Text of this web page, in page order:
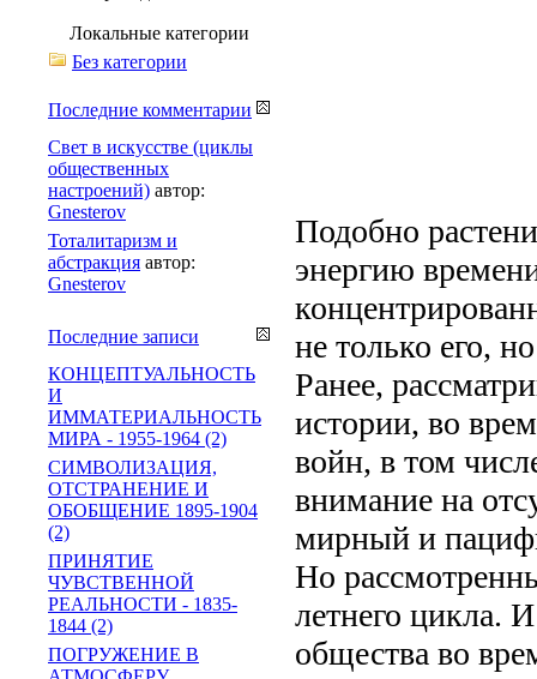
Подобно
энергию
не только его,
Ранее,
истории, во
войн, в том
внимание на
мирный и
Но
летнего цикла.
общества во
Локальные категории
Без категории
Последние комментарии
Свет в искусстве (циклы
общественных
настроений) автор:
Gnesterov
Тоталитаризм и
абстракция автор:
Gnesterov
Последние записи
КОНЦЕПТУАЛЬНОСТЬ
И
ИММАТЕРИАЛЬНОСТЬ
МИРА - 1955-1964 (2)
СИМВОЛИЗАЦИЯ,
ОТСТРАНЕНИЕ И
ОБОБЩЕНИЕ 1895-1904
(2)
ПРИНЯТИЕ
ЧУВСТВЕННОЙ
РЕАЛЬНОСТИ - 1835-
1844 (2)
ПОГРУЖЕНИЕ В